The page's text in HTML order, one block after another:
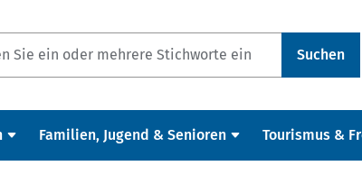
Suchen
Familien, Jugend & Senioren Tourismus &